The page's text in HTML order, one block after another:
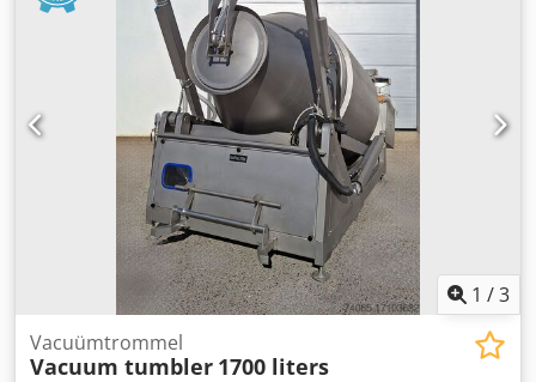
1 /3
Vacuümtrommel
Vacuum tumbler 1700 liters